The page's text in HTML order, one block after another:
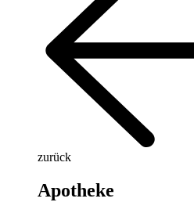
zurück
Apotheke